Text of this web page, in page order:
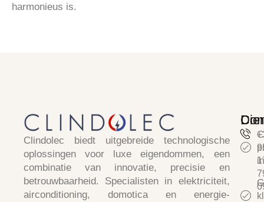
harmonieus is.
Clindolec biedt uitgebreide technologische
oplossingen voor luxe eigendommen, een
combinatie van innovatie, precisie en
betrouwbaarheid. Specialisten in elektriciteit,
airconditioning, domotica en energie-